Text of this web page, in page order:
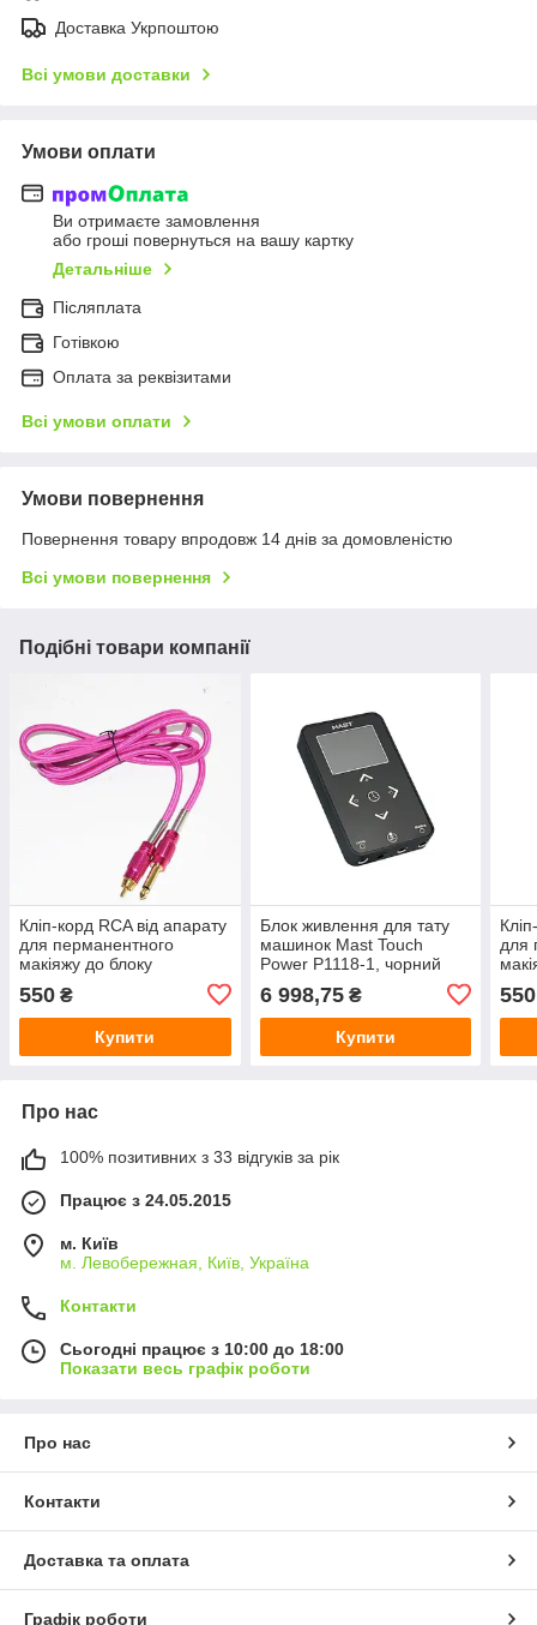
Доставка Укрпоштою
Всі умови доставки
Умови оплати
Ви отримаєте замовлення
або гроші повернуться на вашу картку
Детальніше
Післяплата
Готівкою
Оплата за реквізитами
Всі умови оплати
Умови повернення
Повернення товару впродовж 14 днів за домовленістю
Всі умови повернення
Подібні товари компанії
Кліп-корд RCA від апарату
для перманентного
макіяжу до блоку
550 ₴
Купити
Блок живлення для тату
машинок Mast Touch
Power P1118-1, чорний
6 998,75₴
Купити
для
550
Про нас
100% позитивних з 33 відгуків за рік
Працює з 24.05.2015
м. Київ
м. Левобережная, Київ, Україна
Контакти
Сьогодні працює з 10:00 до 18:00
Показати весь графік роботи
Про нас
Контакти
Доставка та оплата
Графік роботи